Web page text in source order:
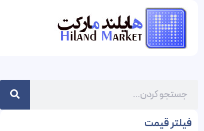
فیلتر قیمت